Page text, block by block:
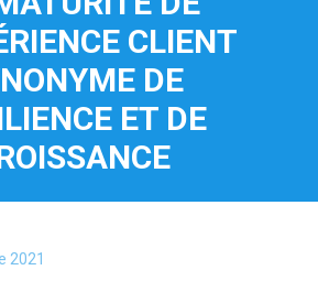
CLIENT
DE
ET DE
2021